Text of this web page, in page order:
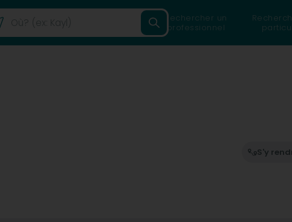
Rechercher un
professionnel
S'y